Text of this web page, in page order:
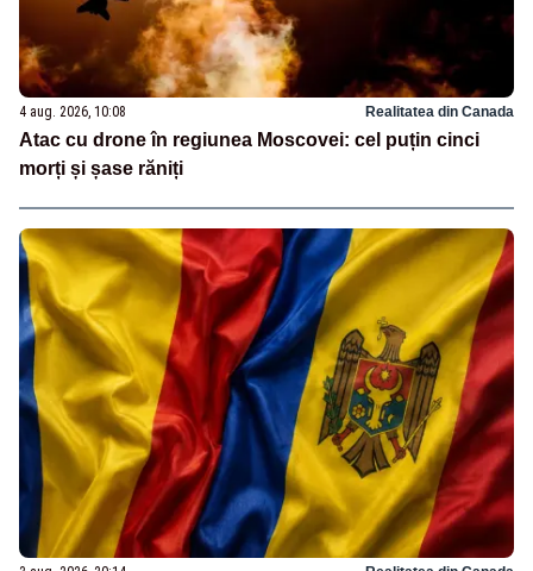
4 aug. 2026, 10:08 Realitatea din Canada
Atac cu drone în regiunea Moscovei: cel puțin cinci
morți și șase răniți